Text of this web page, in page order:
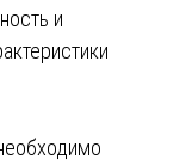
и